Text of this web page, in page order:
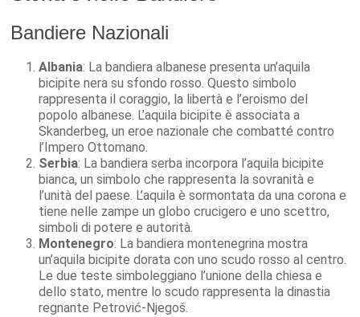
Bandiere Nazionali
Albania: La bandiera albanese presenta un’aquila
bicipite nera su sfondo rosso. Questo simbolo
rappresenta il coraggio, la libertà e l’eroismo del
popolo albanese. L’aquila bicipite è associata a
Skanderbeg, un eroe nazionale che combatté contro
l’Impero Ottomano.
Serbia: La bandiera serba incorpora l’aquila bicipite
bianca, un simbolo che rappresenta la sovranità e
l’unità del paese. L’aquila è sormontata da una corona e
tiene nelle zampe un globo crucigero e uno scettro,
simboli di potere e autorità.
Montenegro: La bandiera montenegrina mostra
un’aquila bicipite dorata con uno scudo rosso al centro.
Le due teste simboleggiano l’unione della chiesa e
dello stato, mentre lo scudo rappresenta la dinastia
regnante Petrović-Njegoš.